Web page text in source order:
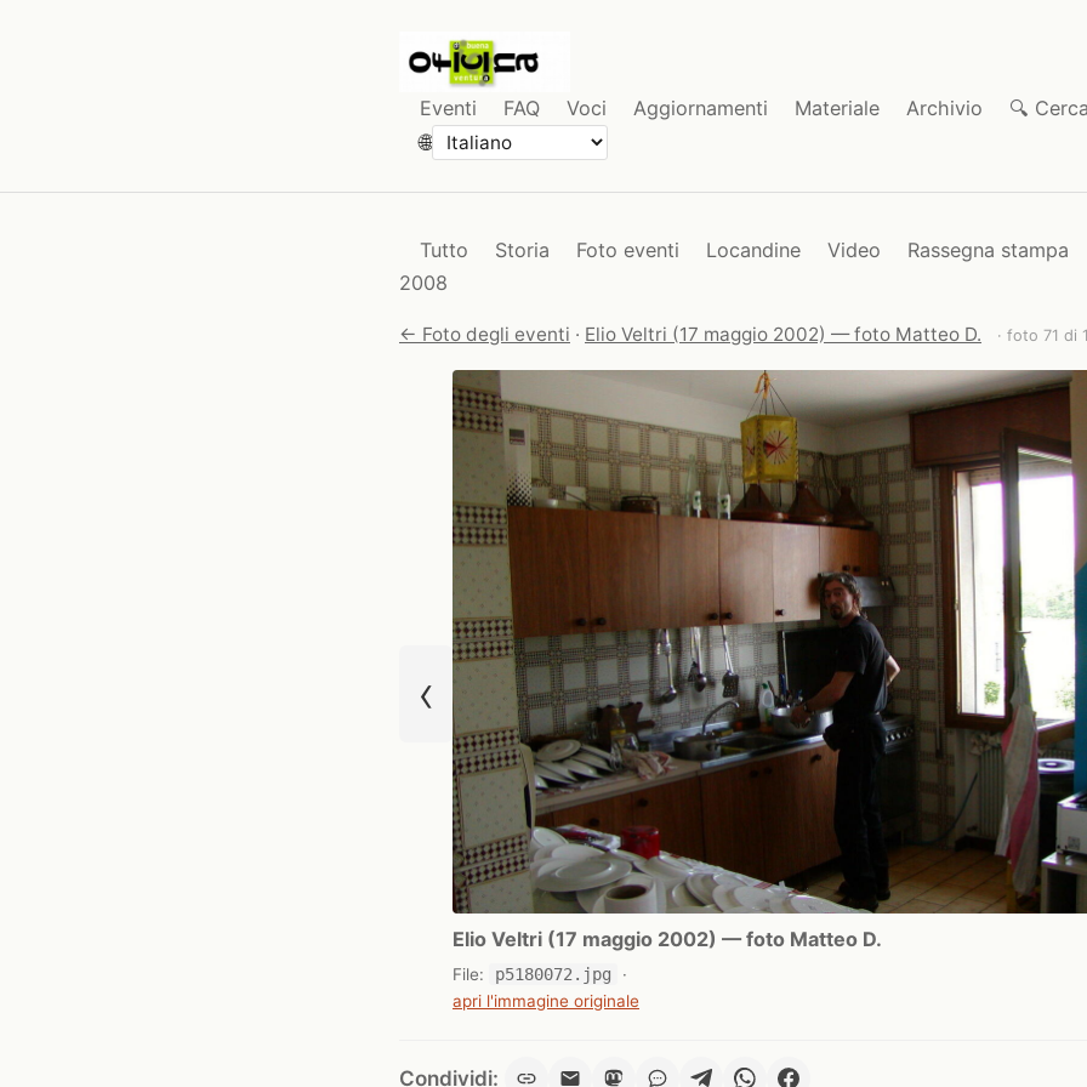
Eventi FAQ Voci Aggiornamenti Materiale Archivio
🔍
🌐
Tutto Storia Foto eventi Locandine Video
Rassegna stampa
2008
← Foto degli eventi · Elio Veltri (17 maggio 2002) — foto Matteo D. · foto 71 di
‹
Elio Veltri (17 maggio 2002) — foto Matteo D.
File: p5180072.jpg
·
apri l'immagine originale
Condividi: